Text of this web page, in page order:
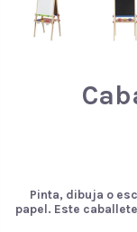
Pinta, dibuja o
papel. Este